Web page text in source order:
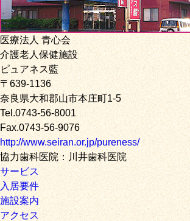
医療法人 青心会
介護老人保健施設
ピュアネス藍
〒639-1136
奈良県大和郡山市本庄町1-5
Tel.0743-56-8001
Fax.0743-56-9076
http://www.seiran.or.jp/pureness/
協力歯科医院：川井歯科医院
サービス
入居要件
施設案内
アクセス